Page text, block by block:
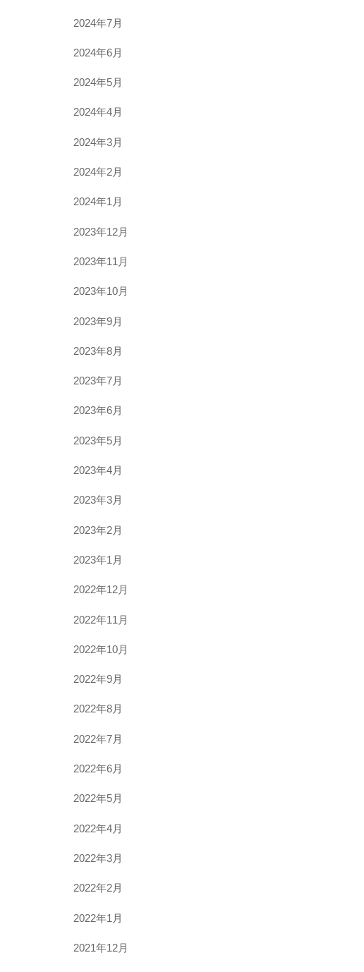
2024年7月
2024年6月
2024年5月
2024年4月
2024年3月
2024年2月
2024年1月
2023年12月
2023年11月
2023年10月
2023年9月
2023年8月
2023年7月
2023年6月
2023年5月
2023年4月
2023年3月
2023年2月
2023年1月
2022年12月
2022年11月
2022年10月
2022年9月
2022年8月
2022年7月
2022年6月
2022年5月
2022年4月
2022年3月
2022年2月
2022年1月
2021年12月